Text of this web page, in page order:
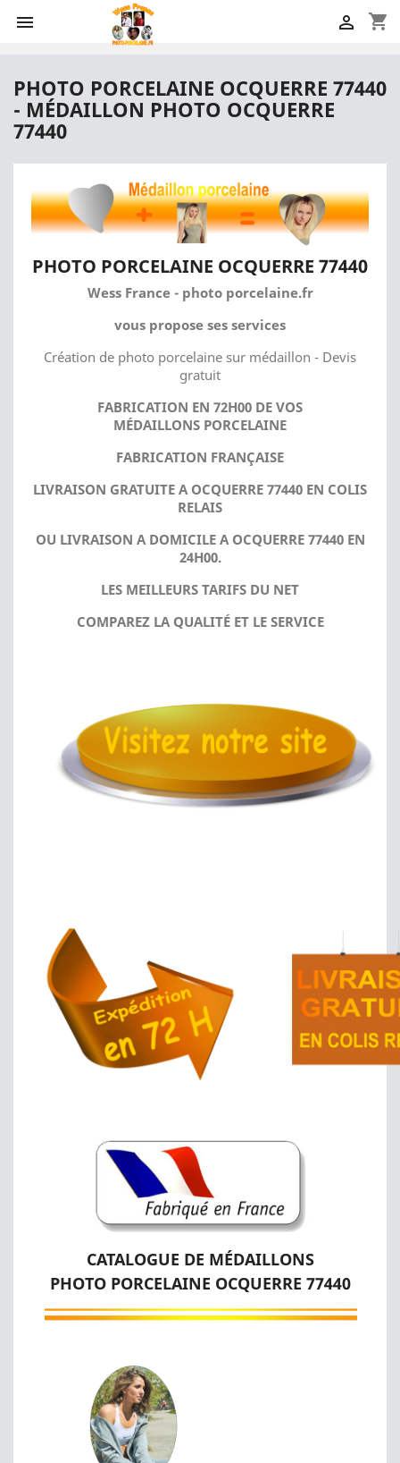
 shopping_cart

PHOTO PORCELAINE OCQUERRE 77440
- MÉDAILLON PHOTO OCQUERRE
77440
PHOTO PORCELAINE OCQUERRE 77440
Wess France - photo porcelaine.fr
vous propose ses services
Création de photo porcelaine sur médaillon - Devis
gratuit
FABRICATION EN 72H00 DE VOS
MÉDAILLONS PORCELAINE
FABRICATION FRANÇAISE
LIVRAISON GRATUITE A OCQUERRE 77440 EN COLIS
RELAIS
OU LIVRAISON A DOMICILE A OCQUERRE 77440 EN
24H00.
LES MEILLEURS TARIFS DU NET
COMPAREZ LA QUALITÉ ET LE SERVICE
CATALOGUE DE MÉDAILLONS
PHOTO PORCELAINE OCQUERRE 77440